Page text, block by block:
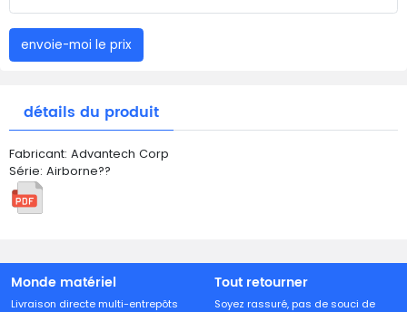
envoie-moi le prix
détails du produit
Fabricant: Advantech Corp
Série: Airborne??
Monde matériel
Livraison directe multi-entrepôts
Tout retourner
Soyez rassuré, pas de souci de